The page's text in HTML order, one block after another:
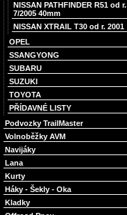
NISSAN PATHFINDER R51 od r.
7/2005 40mm
NISSAN XTRAIL T30 od r. 2001
OPEL
SSANGYONG
SUBARU
SUZUKI
TOYOTA
PŘÍDAVNÉ LISTY
Podvozky TrailMaster
Volnoběžky AVM
Navijáky
Lana
Kurty
Háky - Šekly - Oka
Kladky